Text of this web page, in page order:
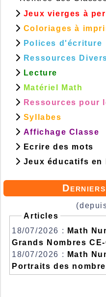
Articles
18/07/2026 :
Math
Grands Nombres CE-
18/07/2026 :
Math
Portraits des
Jeux vierges à
Coloriages à
Polices d'écriture
Ressources
Lecture
Matériel Math
Ressources pour
Syllabes
Affichage Classe
Ecrire des mots
Jeux éducatifs en